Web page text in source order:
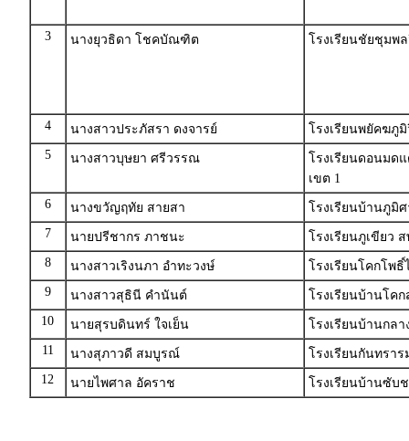
3 นางยุวธิดา โชคบัณฑิต โรงเรียนชัยชุมพ
4 นางสาวประภัสรา ดงจารย์
โรงเรียนพยัคฆภู
5
นางสาวบุษยา ศรีวรรณ
โรงเรียนดอนมด
เขต 1
6
นางขวัญฤทัย สายสา
โรงเรียนบ้านภูมิ
7
นายปรีชากร ภาชนะ
โรงเรียนภูเขียว
8
นางสาวเริงนภา อำทะวงษ์
โรงเรียนโคกโพ
9
นางสาวสุธินี คำนันต์
โรงเรียนบ้านโค
10
นายสุรบดินทร์ ใจเย็น
โรงเรียนบ้านกล
11
นางสุภาวดี สมบูรณ์
โรงเรียนกันทรา
12
นายไพศาล อัคราช โรงเรียนบ้านซับ